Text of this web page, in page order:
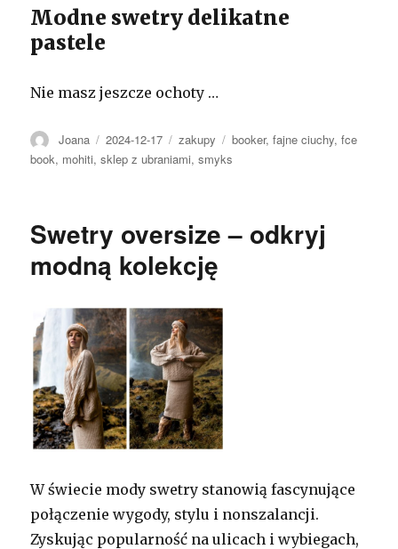
Modne swetry delikatne
pastele
Nie masz jeszcze ochoty …
Autor
Joana Opublikowano
2024-12-17 Kategorie
zakupy Tagi
booker,fajne ciuchy,fce
book, mohiti,sklep z ubraniami,smyks
Swetry oversize – odkryj
modną kolekcję
W świecie mody swetry stanowią fascynujące
połączenie wygody, stylu i nonszalancji.
Zyskując popularność na ulicach i wybiegach,